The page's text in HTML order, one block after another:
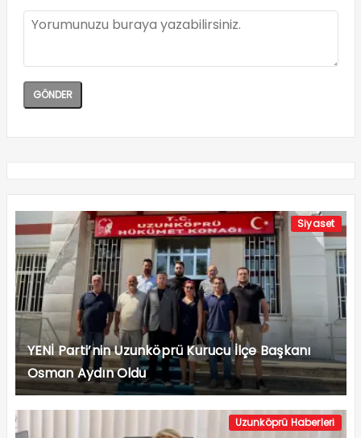
Siyaset
YENİ Parti’nin Uzunköprü Kurucu İlçe Başkanı
Osman Aydın Oldu
Uzunköprü Haberleri